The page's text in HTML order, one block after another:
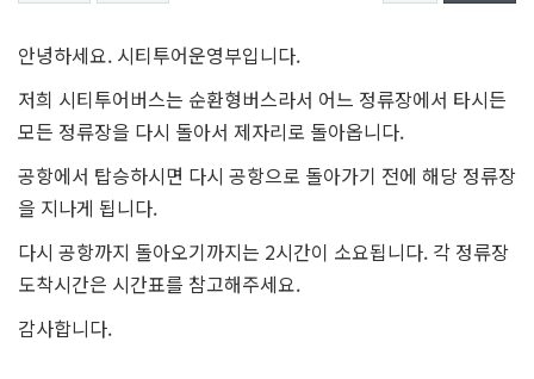
안녕하세요. 시티투어운영부입니다.
저희 시티투어버스는 순환형버스라서 어느 정류장에서 타시든
모든 정류장을 다시 돌아서 제자리로 돌아옵니다.
공항에서 탑승하시면 다시 공항으로 돌아가기 전에 해당 정류장
을 지나게 됩니다.
다시 공항까지 돌아오기까지는 2시간이 소요됩니다. 각 정류장
도착시간은 시간표를 참고해주세요.
감사합니다.